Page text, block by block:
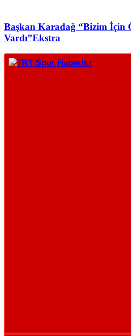
Başkan Karadağ “Bizim İçin
Vardı”Ekstra